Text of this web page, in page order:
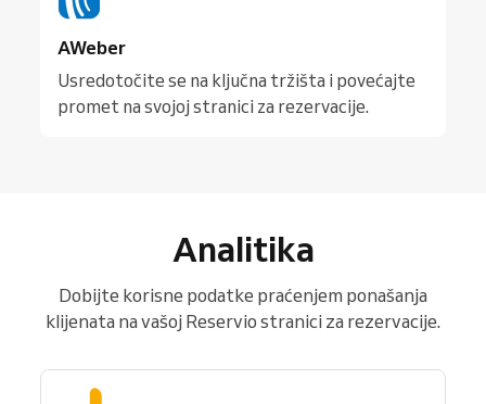
AWeber
Usredotočite se na ključna tržišta i povećajte
promet na svojoj stranici za rezervacije.
Analitika
Dobijte korisne podatke praćenjem ponašanja
klijenata na vašoj Reservio stranici za rezervacije.